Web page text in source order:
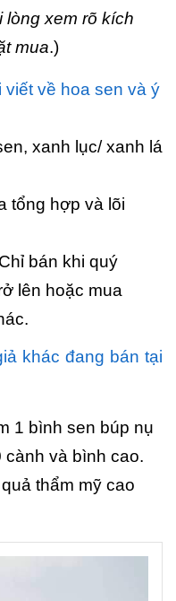
lòng xem rõ kích
mua.)
viết về hoa sen và ý
xanh lục/ xanh lá
tổng hợp và lõi
Chỉ bán khi quý
lên hoặc mua
khác đang bán tại
1 bình sen búp nụ
và bình cao.
thẩm mỹ cao